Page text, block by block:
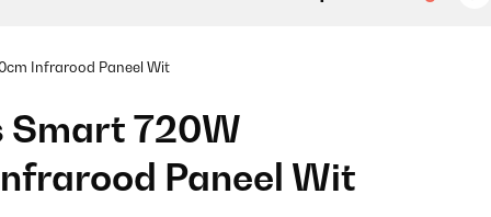
Infrarood Paneel Wit
Smart 720W
Paneel Wit